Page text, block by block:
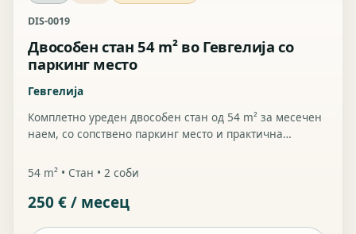
DIS-0019
Двособен стан 54 m² во Гевгелија со
паркинг место
Гевгелија
Комплетно уреден двособен стан од 54 m² за месечен
наем, со сопствено паркинг место и практична
54 m² • Стан • 2 соби
250 € / месец